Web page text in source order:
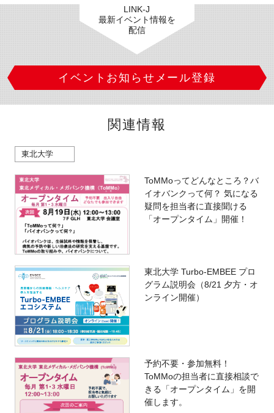
LINK-J
最新イベント情報を
配信
イベントお知らせメール登録
関連情報
東北大学
ToMMoってどんなところ？バ
イオバンクって何？ 気になる
疑問を担当者に直接聞ける
「オープンタイム」開催！
東北大学 Turbo-EMBEE プロ
グラム説明会（8/21 夕方・オ
ンライン開催）
予約不要・参加無料！
ToMMoの担当者に直接相談で
きる「オープンタイム」を開
催します。